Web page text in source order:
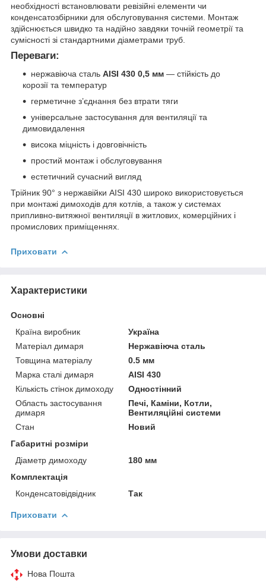
необхідності встановлювати ревізійні елементи чи
конденсатозбірники для обслуговування системи. Монтаж
здійснюється швидко та надійно завдяки точній геометрії та
сумісності зі стандартними діаметрами труб.
Переваги:
нержавіюча сталь AISI 430 0,5 мм — стійкість до
корозії та температур
герметичне з’єднання без втрати тяги
універсальне застосування для вентиляції та
димовидалення
висока міцність і довговічність
простий монтаж і обслуговування
естетичний сучасний вигляд
Трійник 90° з нержавійки AISI 430 широко використовується
при монтажі димоходів для котлів, а також у системах
припливно-витяжної вентиляції в житлових, комерційних і
промислових приміщеннях.
Приховати
Характеристики
Основні
Країна виробник
Україна
Матеріал димаря
Нержавіюча сталь
Товщина матеріалу
0.5 мм
Марка сталі димаря
AISI 430
Кількість стінок димоходу
Одностінний
Область застосування
димаря
Печі, Каміни, Котли,
Вентиляційні системи
Стан
Новий
Габаритні розміри
Діаметр димоходу
180 мм
Комплектація
Конденсатовідвідник
Так
Приховати
Умови доставки
Нова Пошта